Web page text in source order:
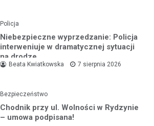
Policja
Niebezpieczne wyprzedzanie: Policja
interweniuje w dramatycznej sytuacji
na drodze
Beata Kwiatkowska 7 sierpnia 2026
Bezpieczeństwo
Chodnik przy ul. Wolności w Rydzynie
– umowa podpisana!